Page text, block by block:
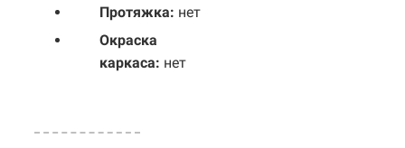
Протяжка: нет
Окраска
каркаса: нет